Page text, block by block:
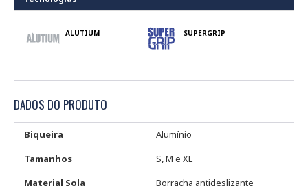
ALUTIUM SUPERGRIP
DADOS DO PRODUTO
Biqueira
Alumínio
Tamanhos
S, M e XL
Material Sola
Borracha antideslizante